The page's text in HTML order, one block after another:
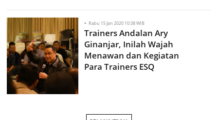
- Rabu 15 Jan 2020 10:38 WIB
Trainers Andalan Ary
Ginanjar, Inilah Wajah
Menawan dan Kegiatan
Para Trainers ESQ